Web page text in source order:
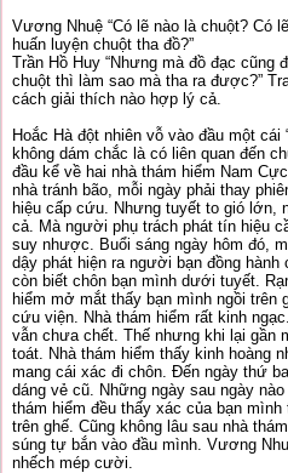
Vương Nhuệ “Có lẽ nào là chuột? Có
huấn luyện chuột tha đồ?”
Trần Hồ Huy “Nhưng mà đồ đạc cũng
chuột thì làm sao mà tha ra được?”
cách giải thích nào hợp lý cả.
Hoắc Hà đột nhiên vỗ vào đầu một
không dám chắc là có liên quan đến
đầu kể về hai nhà thám hiểm Nam
nhà tránh bão, mỗi ngày phải thay
hiệu cấp cứu. Nhưng tuyết to gió lớn,
cả. Mà người phụ trách phát tín hiệu
suy nhược. Buổi sáng ngày hôm đó,
dậy phát hiện ra người bạn đồng
còn biết chôn bạn mình dưới tuyết.
hiểm mở mắt thấy bạn mình ngồi trên
cứu viện. Nhà thám hiểm rất kinh
vẫn chưa chết. Thế nhưng khi lại gần
toát. Nhà thám hiểm thấy kinh hoàng
mang cái xác đi chôn. Đến ngày thứ
dáng vẻ cũ. Những ngày sau ngày
thám hiểm đều thấy xác của bạn
trên ghế. Cũng không lâu sau nhà
súng tự bắn vào đầu mình. Vương
nhếch mép cười.